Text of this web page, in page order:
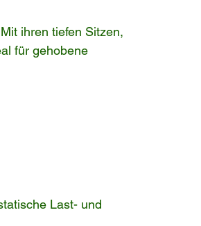
ihren tiefen Sitzen,
für gehobene
Last- und